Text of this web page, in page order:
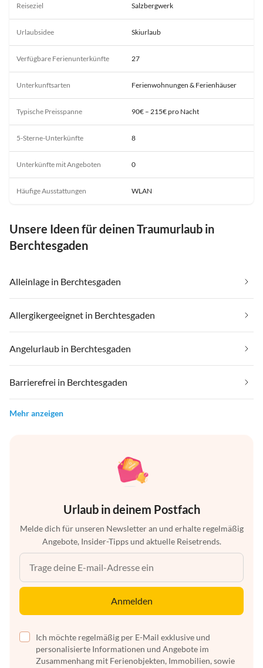
Reiseziel Salzbergwerk
Urlaubsidee Skiurlaub
Verfügbare Ferienunterkünfte 27
Unterkunftsarten Ferienwohnungen & Ferienhäuser
Typische Preisspanne 90€ – 215€ pro Nacht
5-Sterne-Unterkünfte 8
Unterkünfte mit Angeboten 0
Häufige Ausstattungen WLAN
Unsere Ideen für deinen Traumurlaub in
Berchtesgaden
Alleinlage in Berchtesgaden
Allergikergeeignet in Berchtesgaden
Angelurlaub in Berchtesgaden
Barrierefrei in Berchtesgaden
Mehr anzeigen
Urlaub in deinem Postfach
Melde dich für unseren Newsletter an und erhalte regelmäßig
Angebote, Insider-Tipps und aktuelle Reisetrends.
Anmelden
Ich möchte regelmäßig per E-Mail exklusive und
personalisierte Informationen und Angebote im
Zusammenhang mit Ferienobjekten, Immobilien, sowie